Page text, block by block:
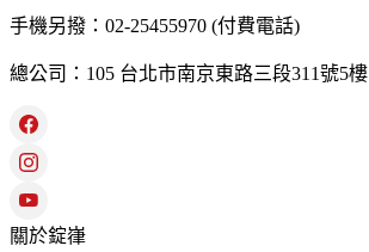
手機另撥：02-25455970 (付費電話)
總公司：105 台北市南京東路三段311號5樓
關於錠嵂